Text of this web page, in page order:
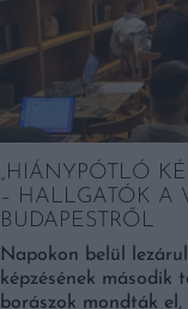
„HIÁNYPÓTLÓ
– HALLGATÓK A
BUDAPESTRŐL
Napokon belül
képzésének második
borászok mondták